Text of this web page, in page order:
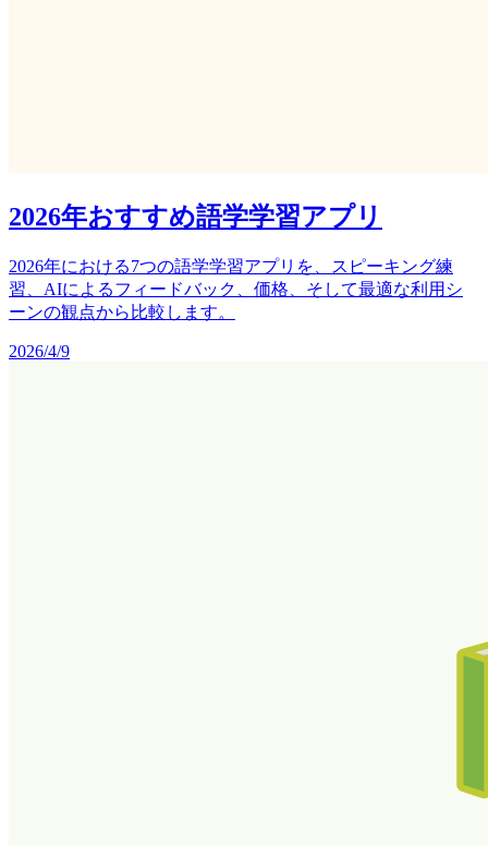
2026年おすすめ語学学習アプリ
2026年における7つの語学学習アプリを、スピーキング練
習、AIによるフィードバック、価格、そして最適な利用シ
ーンの観点から比較します。
2026/4/9